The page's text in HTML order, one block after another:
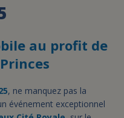
au profit de
, ne manquez pas la
événement exceptionnel